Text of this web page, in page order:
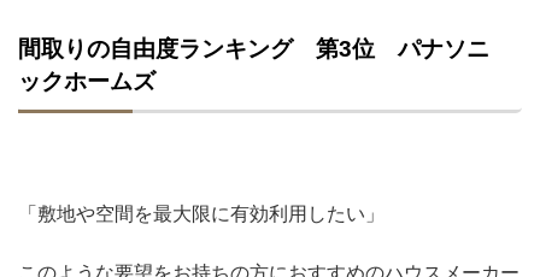
間取りの自由度ランキング 第3位 パナソニ
ックホームズ
「敷地や空間を最大限に有効利用したい」